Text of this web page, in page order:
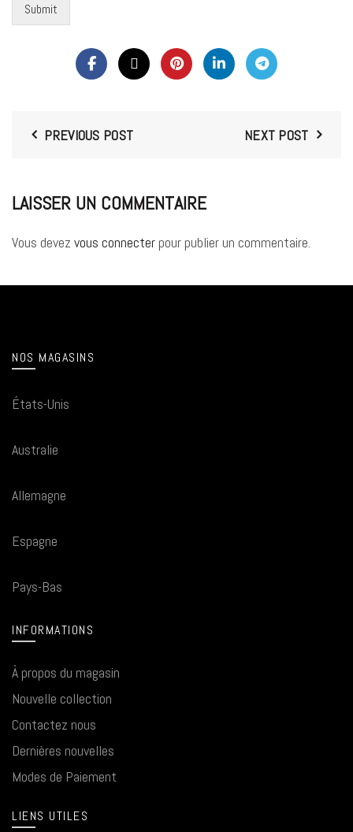
Submit
PREVIOUS POST NEXT POST
LAISSER UN COMMENTAIRE
Vous devez vous connecter pour publier un commentaire.
NOS MAGASINS
États-Unis
Australie
Allemagne
Espagne
Pays-Bas
INFORMATIONS
À propos du magasin
Nouvelle collection
Contactez nous
Dernières nouvelles
Modes de Paiement
LIENS UTILES